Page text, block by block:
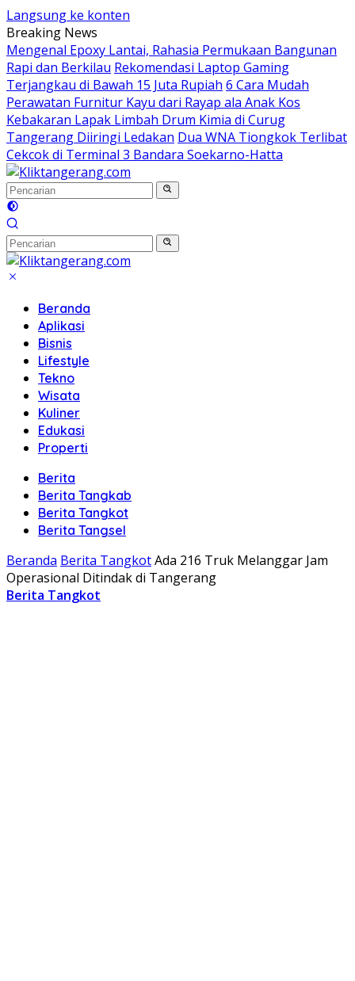
Langsung ke konten
Breaking News
Mengenal Epoxy Lantai, Rahasia Permukaan Bangunan
Rapi dan Berkilau Rekomendasi Laptop Gaming
Terjangkau di Bawah 15 Juta Rupiah 6 Cara Mudah
Perawatan Furnitur Kayu dari Rayap ala Anak Kos
Kebakaran Lapak Limbah Drum Kimia di Curug
Tangerang Diiringi Ledakan Dua WNA Tiongkok Terlibat
Cekcok di Terminal 3 Bandara Soekarno-Hatta
Beranda
Aplikasi
Bisnis
Lifestyle
Tekno
Wisata
Kuliner
Edukasi
Properti
Berita
Berita Tangkab
Berita Tangkot
Berita Tangsel
Beranda Berita TangkotAda 216 Truk Melanggar Jam
Operasional Ditindak di Tangerang
Berita Tangkot